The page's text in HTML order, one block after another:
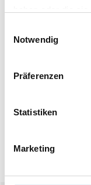
Notwendig
Präferenzen
Statistiken
Marketing
Produktart